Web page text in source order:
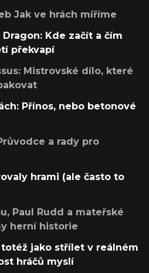
Jak ve hrách míříme
Kde začít a čím
překvapí
Mistrovské dílo, které
Přínos, nebo betonové
a rady pro
hrami (ale často to
Paul Rudd a mateřské
herní historie
jako střílet v reálném
hráčů myslí